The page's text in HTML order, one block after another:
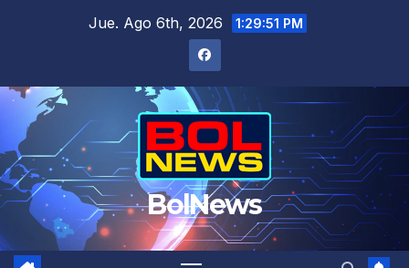
Jue. Ago 6th, 2026 1:29:52 PM
BolNews